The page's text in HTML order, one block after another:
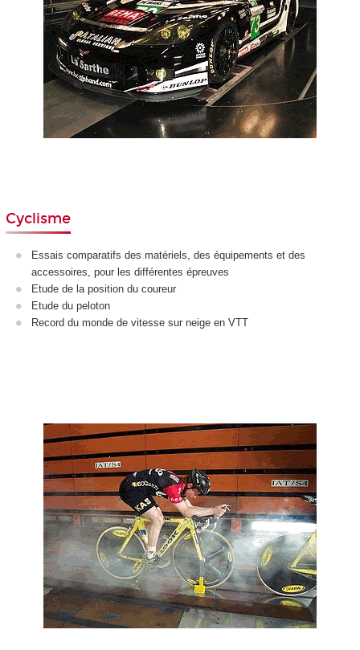
Cyclisme
Essais comparatifs des matériels, des équipements et des
accessoires, pour les différentes épreuves
Etude de la position du coureur
Etude du peloton
Record du monde de vitesse sur neige en VTT